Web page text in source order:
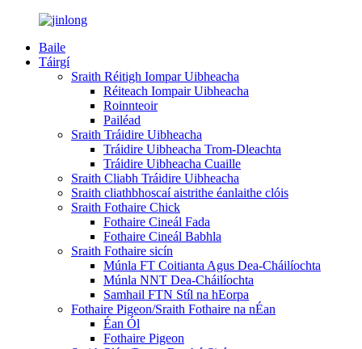
Baile
Táirgí
Sraith Réitigh Iompar Uibheacha
Réiteach Iompair Uibheacha
Roinnteoir
Pailéad
Sraith Tráidire Uibheacha
Tráidire Uibheacha Trom-Dleachta
Tráidire Uibheacha Cuaille
Sraith Cliabh Tráidire Uibheacha
Sraith cliathbhoscaí aistrithe éanlaithe clóis
Sraith Fothaire Chick
Fothaire Cineál Fada
Fothaire Cineál Babhla
Sraith Fothaire sicín
Múnla FT Coitianta Agus Dea-Cháilíochta
Múnla NNT Dea-Cháilíochta
Samhail FTN Stíl na hEorpa
Fothaire Pigeon/Sraith Fothaire na nÉan
Éan Ól
Fothaire Pigeon